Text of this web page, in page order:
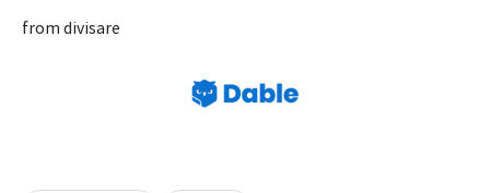
from divisare